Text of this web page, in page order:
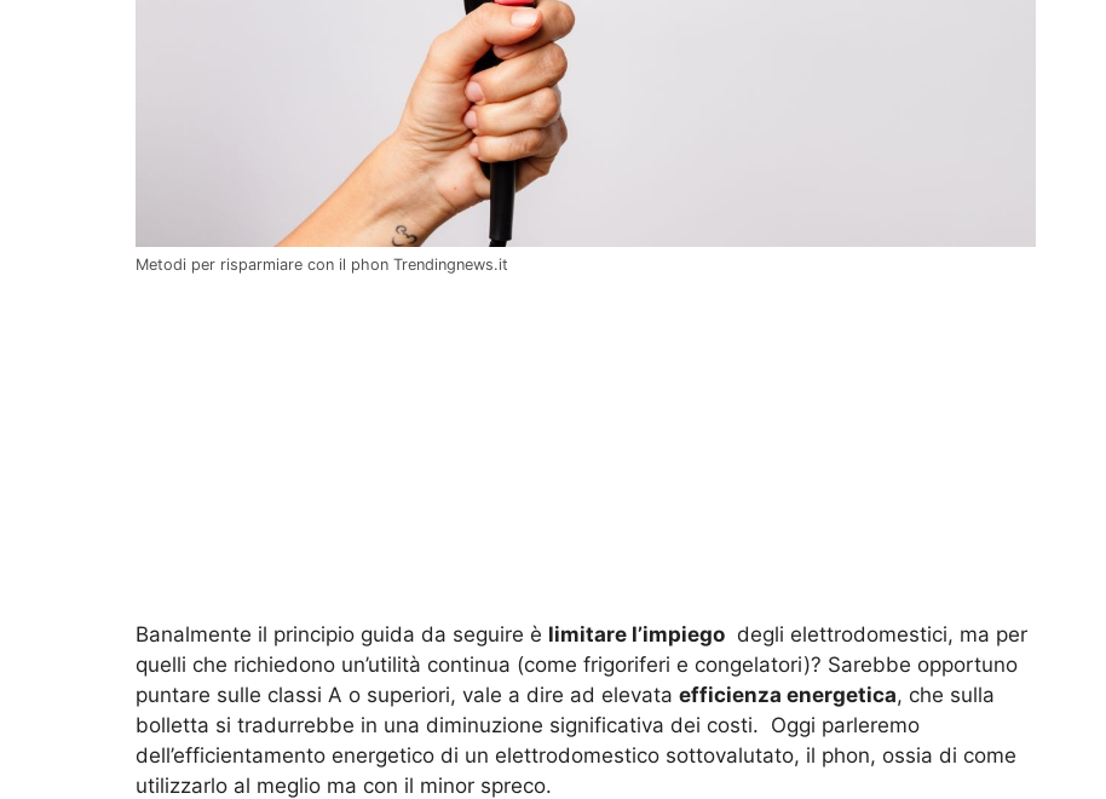
Metodi per risparmiare con il phon Trendingnews.it
Banalmente il principio guida da seguire è limitare l’impiego degli elettrodomestici, ma per
quelli che richiedono un’utilità continua (come frigoriferi e congelatori)? Sarebbe opportuno
puntare sulle classi A o superiori, vale a dire ad elevata efficienza energetica, che sulla
bolletta si tradurrebbe in una diminuzione significativa dei costi. Oggi parleremo
dell’efficientamento energetico di un elettrodomestico sottovalutato, il phon, ossia di come
utilizzarlo al meglio ma con il minor spreco.